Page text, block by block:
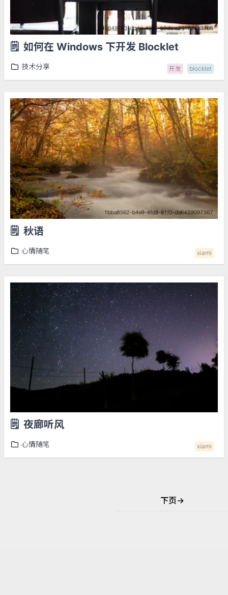
🗒️ 如何在 Windows 下开发 Blocklet
技术分享 开发 blocklet
🗒️ 秋语
心情随笔 xiami
🗒️ 夜廊听风
心情随笔 xiami
下页→